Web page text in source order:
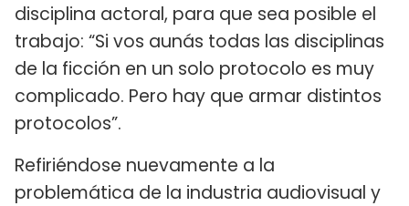
disciplina actoral, para que sea posible el
trabajo: “Si vos aunás todas las disciplinas
de la ficción en un solo protocolo es muy
complicado. Pero hay que armar distintos
protocolos”.
Refiriéndose nuevamente a la
problemática de la industria audiovisual y